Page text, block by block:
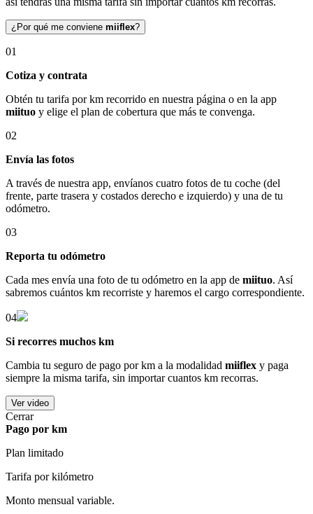
¿Por qué me conviene miiflex?
01
Cotiza y contrata
Obtén tu tarifa por km recorrido en nuestra página o en la app
miituo y elige el plan de cobertura que más te convenga.
02
Envía las fotos
A través de nuestra app, envíanos cuatro fotos de tu coche (del
frente, parte trasera y costados derecho e izquierdo) y una de tu
odómetro.
03
Reporta tu odómetro
Cada mes envía una foto de tu odómetro en la app de miituo. Así
sabremos cuántos km recorriste y haremos el cargo correspondiente.
04
Si recorres muchos km
Cambia tu seguro de pago por km a la modalidad miiflex y paga
siempre la misma tarifa, sin importar cuantos km recorras.
Ver video
Cerrar
Pago por km
Plan limitado
Tarifa por kilómetro
Monto mensual variable.